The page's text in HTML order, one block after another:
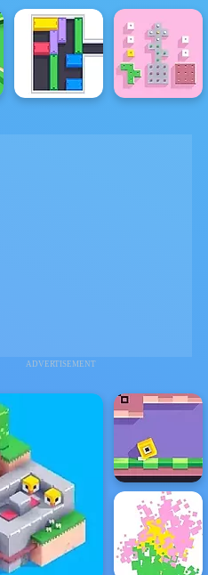
ADVERTISEMENT